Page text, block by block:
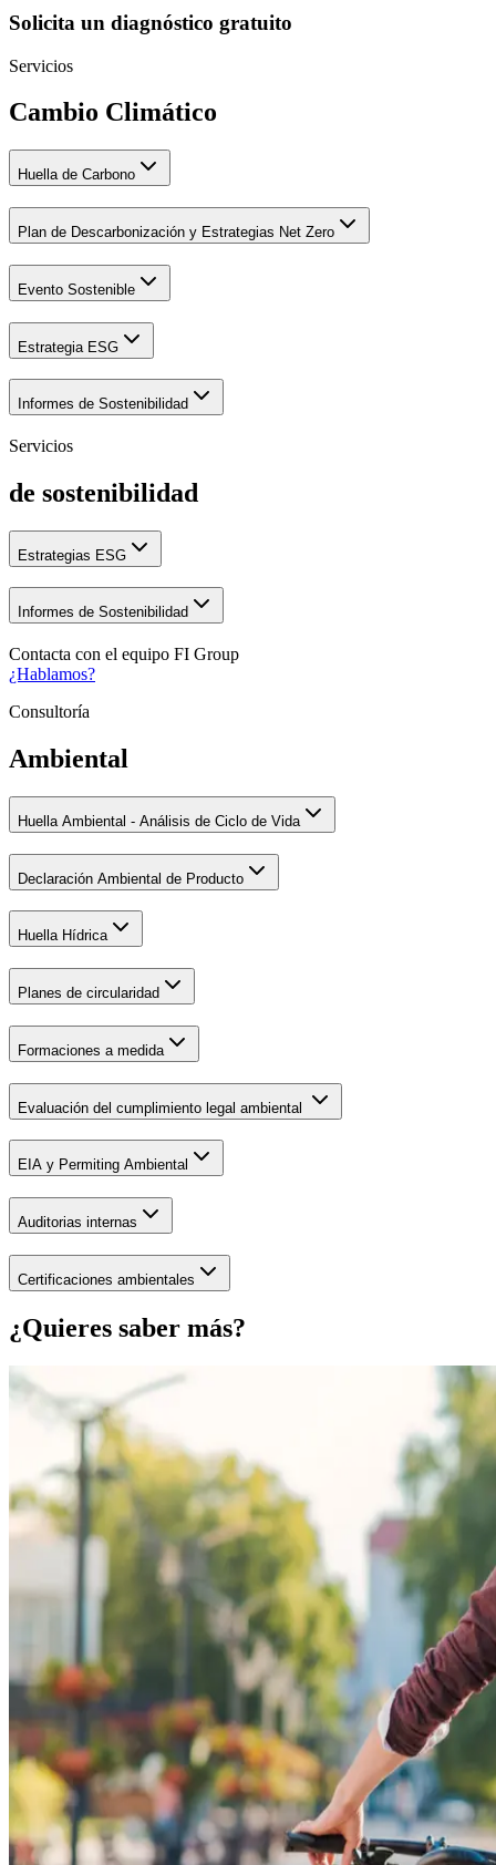
Solicita un diagnóstico gratuito
Servicios
Cambio Climático
Huella de Carbono
Plan de Descarbonización y Estrategias Net Zero
Evento Sostenible
Estrategia ESG
Informes de Sostenibilidad
Servicios
de sostenibilidad
Estrategias ESG
Informes de Sostenibilidad
Contacta con el equipo FI Group
¿Hablamos?
Consultoría
Ambiental
Huella Ambiental - Análisis de Ciclo de Vida
Declaración Ambiental de Producto
Huella Hídrica
Planes de circularidad
Formaciones a medida
Evaluación del cumplimiento legal ambiental
EIA y Permiting Ambiental
Auditorias internas
Certificaciones ambientales
¿Quieres saber más?